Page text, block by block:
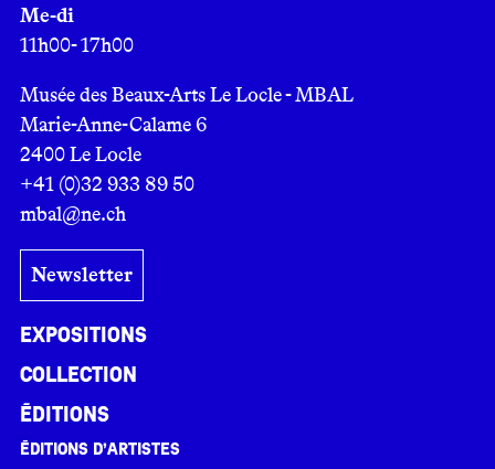
Me-di
11h00- 17h00
Musée des Beaux-Arts Le Locle - MBAL
Marie-Anne-Calame 6
2400 Le Locle
+41 (0)32 933 89 50
mbal@ne.ch
Newsletter
Expositions
Collection
Éditions
Éditions d’artistes